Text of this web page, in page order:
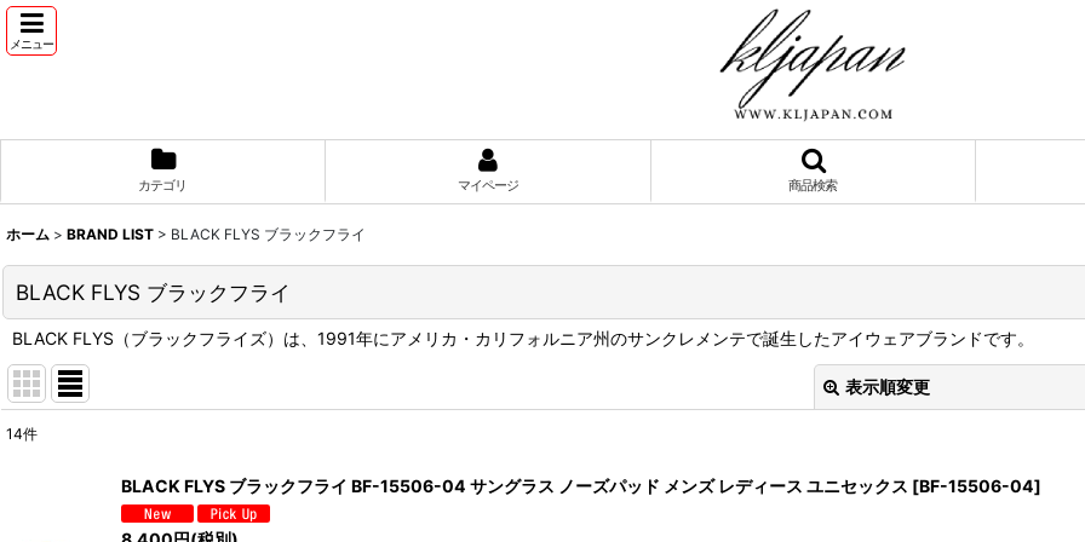
メニュー
カテゴリ マイページ 商品検索
ホーム > BRAND LIST > BLACK FLYS ブラックフライ
BLACK FLYS ブラックフライ
BLACK FLYS（ブラックフライズ）は、1991年にアメリカ・カリフォルニア州のサンクレメンテで誕生したアイウェアブランドです。
表示順変更
14件
BLACK FLYS ブラックフライ BF-15506-04 サングラス ノーズパッド メンズ レディース ユニセックス [BF-15506-04]